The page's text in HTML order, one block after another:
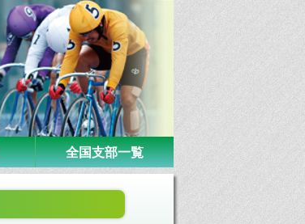
全国支部一覧